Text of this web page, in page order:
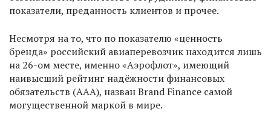
показатели, преданность клиентов и прочее.
Несмотря на то, что по показателю «ценность
бренда» российский авиаперевозчик находится лишь
на 26-ом месте, именно «Аэрофлот», имеющий
наивысший рейтинг надёжности финансовых
обязательств (ААА), назван Brand Finance самой
могущественной маркой в мире.